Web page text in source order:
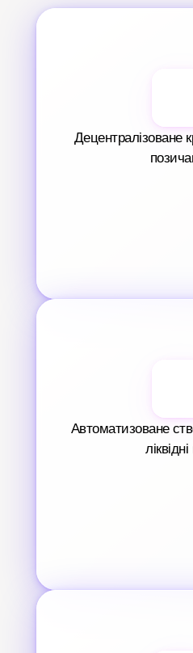
Децентралізоване
Автоматизоване